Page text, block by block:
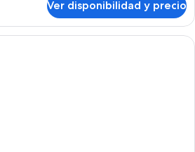
Ver disponibilidad y precio
Habitación de hotel con cama,